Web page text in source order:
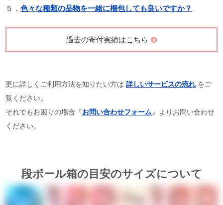
５．色々な種類の品物を一緒に梱包しても良いですか？
過去の寄付実績はこちら
更に詳しくご利用方法を知りたい方は詳しいサービスの流れ をご
覧ください。
それでもお困りの場合『お問い合わせフォーム 』よりお問い合わせ
ください。
段ボール箱の目安のサイズについて